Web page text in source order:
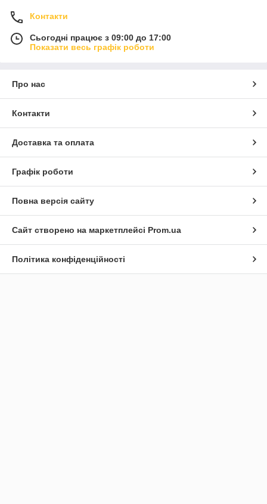
Контакти
Сьогодні працює з 09:00 до 17:00
Показати весь графік роботи
Про нас
Контакти
Доставка та оплата
Графік роботи
Повна версія сайту
Сайт створено на маркетплейсі Prom.ua
Політика конфіденційності